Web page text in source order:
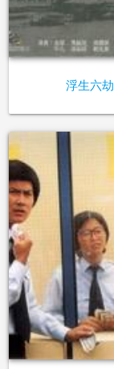
浮生六劫